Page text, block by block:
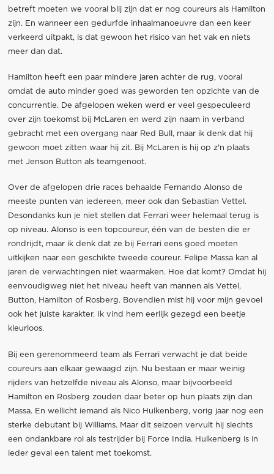
betreft moeten we vooral blij zijn dat er nog coureurs als Hamilton
zijn. En wanneer een gedurfde inhaalmanoeuvre dan een keer
verkeerd uitpakt, is dat gewoon het risico van het vak en niets
meer dan dat.
Hamilton heeft een paar mindere jaren achter de rug, vooral
omdat de auto minder goed was geworden ten opzichte van de
concurrentie. De afgelopen weken werd er veel gespeculeerd
over zijn toekomst bij McLaren en werd zijn naam in verband
gebracht met een overgang naar Red Bull, maar ik denk dat hij
gewoon moet zitten waar hij zit. Bij McLaren is hij op z'n plaats
met Jenson Button als teamgenoot.
Over de afgelopen drie races behaalde Fernando Alonso de
meeste punten van iedereen, meer ook dan Sebastian Vettel.
Desondanks kun je niet stellen dat Ferrari weer helemaal terug is
op niveau. Alonso is een topcoureur, één van de besten die er
rondrijdt, maar ik denk dat ze bij Ferrari eens goed moeten
uitkijken naar een geschikte tweede coureur. Felipe Massa kan al
jaren de verwachtingen niet waarmaken. Hoe dat komt? Omdat hij
eenvoudigweg niet het niveau heeft van mannen als Vettel,
Button, Hamilton of Rosberg. Bovendien mist hij voor mijn gevoel
ook het juiste karakter. Ik vind hem eerlijk gezegd een beetje
kleurloos.
Bij een gerenommeerd team als Ferrari verwacht je dat beide
coureurs aan elkaar gewaagd zijn. Nu bestaan er maar weinig
rijders van hetzelfde niveau als Alonso, maar bijvoorbeeld
Hamilton en Rosberg zouden daar beter op hun plaats zijn dan
Massa. En wellicht iemand als Nico Hulkenberg, vorig jaar nog een
sterke debutant bij Williams. Maar dit seizoen vervult hij slechts
een ondankbare rol als testrijder bij Force India. Hulkenberg is in
ieder geval een talent met toekomst.